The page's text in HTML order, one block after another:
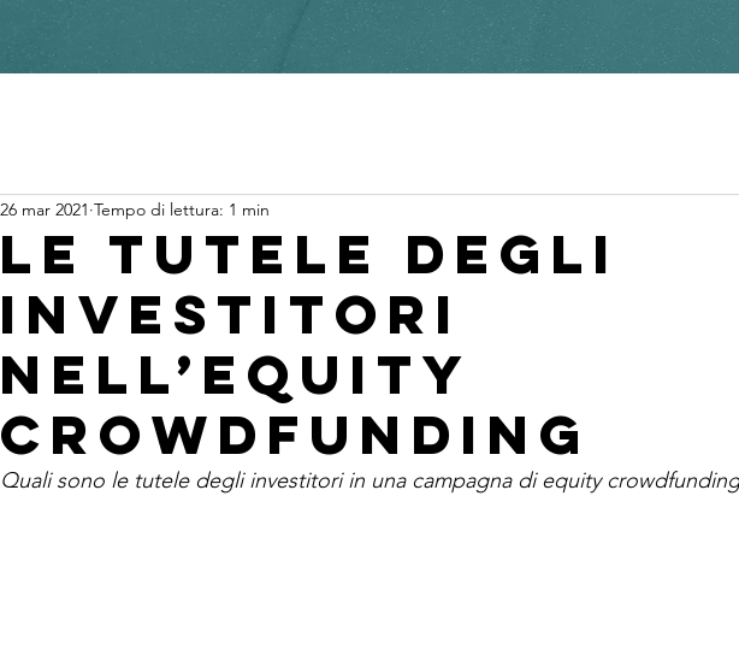
Le tutele degli
investitori
nell’Equity
Crowdfunding
26 mar 2021 Tempo di lettura: 1 min
Quali sono le tutele degli investitori in una campagna di equity